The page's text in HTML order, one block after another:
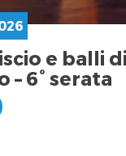
e balli di
– 6° serata